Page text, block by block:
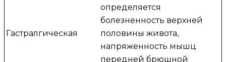
Гастралгическая
определяется
болезненность верхней
половины живота,
напряженность мышц
передней брюшной